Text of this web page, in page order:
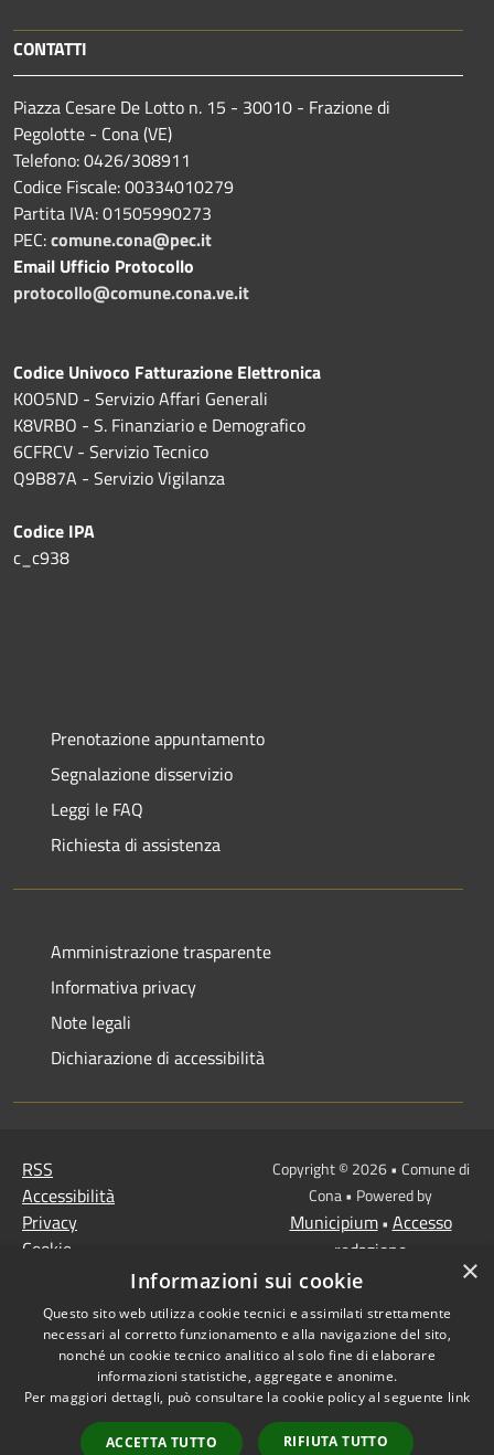
CONTATTI
Piazza Cesare De Lotto n. 15 - 30010 - Frazione di
Pegolotte - Cona (VE)
Telefono: 0426/308911
Codice Fiscale: 00334010279
Partita IVA: 01505990273
PEC:comune.cona@pec.it
Email Ufficio Protocollo
protocollo@comune.cona.ve.it
Codice Univoco Fatturazione Elettronica
K0O5ND - Servizio Affari Generali
K8VRBO - S. Finanziario e Demografico
6CFRCV - Servizio Tecnico
Q9B87A - Servizio Vigilanza
Codice IPA
c_c938
Prenotazione appuntamento
Segnalazione disservizio
Leggi le FAQ
Richiesta di assistenza
Amministrazione trasparente
Informativa privacy
Note legali
Dichiarazione di accessibilità
RSS
Accessibilità
Privacy
Cookie
MISSIONE 2 Rivoluzione
verde e transizione
ecologica
Missione 1 -
Digitalizzazione,
innovazione,
Copyright © 2026 • Comune di
Cona • Powered by
Municipium• Accesso
redazione
×
Informazioni sui cookie
Questo sito web utilizza cookie tecnici e assimilati strettamente
necessari al corretto funzionamento e alla navigazione del sito,
nonché un cookie tecnico analitico al solo fine di elaborare
informazioni statistiche, aggregate e anonime.
Per maggiori dettagli, può consultare la cookie policy al seguente link
ACCETTA TUTTO RIFIUTA TUTTO